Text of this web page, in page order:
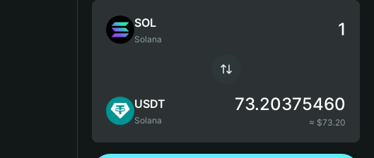
SOL
Solana
USDT
Solana
73.20375460
≈ $73.20